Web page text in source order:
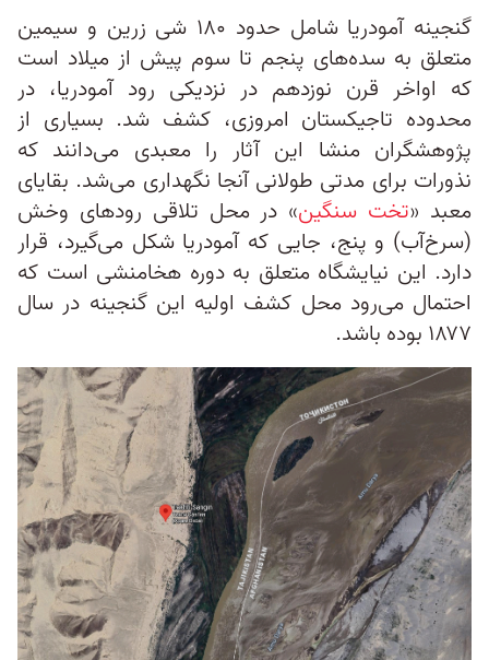
گنجینه آمودریا شامل حدود ۱۸۰ شی زرین و سیمین
متعلق به سده‌های پنجم تا سوم پیش از میلاد است
که اواخر قرن نوزدهم در نزدیکی رود آمودریا، در
محدوده تاجیکستان امروزی، کشف شد. بسیاری از
پژوهشگران منشا این آثار را معبدی می‌دانند که
نذورات برای مدتی طولانی آنجا نگهداری می‌شد. بقایای
معبد «تخت سنگین» در محل تلاقی رودهای وخش
(سرخ‌آب) و پنج، جایی که آمودریا شکل می‌گیرد، قرار
دارد. این نیایشگاه متعلق به دوره هخامنشی است که
احتمال می‌رود محل کشف اولیه این گنجینه در سال
۱۸۷۷ بوده باشد.